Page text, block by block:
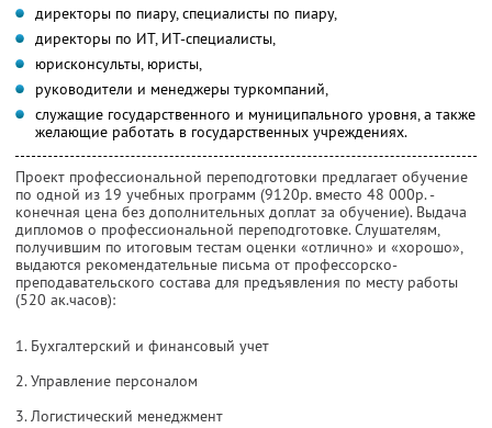
директоры по пиару, специалисты по пиару,
директоры по ИТ, ИТ-специалисты,
юрисконсульты, юристы,
руководители и менеджеры туркомпаний,
служащие государственного и муниципального уровня, а также
желающие работать в государственных учреждениях.
Проект профессиональной переподготовки предлагает обучение
по одной из 19 учебных программ (9120р. вместо 48 000р. -
конечная цена без дополнительных доплат за обучение). Выдача
дипломов о профессиональной переподготовке. Слушателям,
получившим по итоговым тестам оценки «отлично» и «хорошо»,
выдаются рекомендательные письма от профессорско-
преподавательского состава для предъявления по месту работы
(520 ак.часов):
1. Бухгалтерский и финансовый учет
2. Управление персоналом
3. Логистический менеджмент